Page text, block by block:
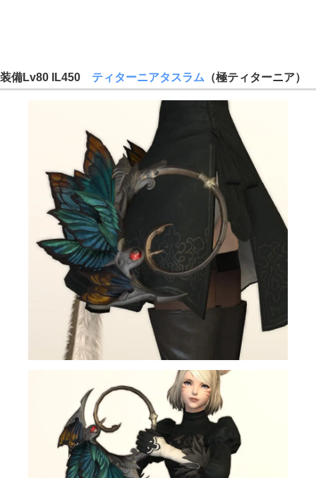
装備Lv80 IL450 ティターニアタスラム （極ティターニア）